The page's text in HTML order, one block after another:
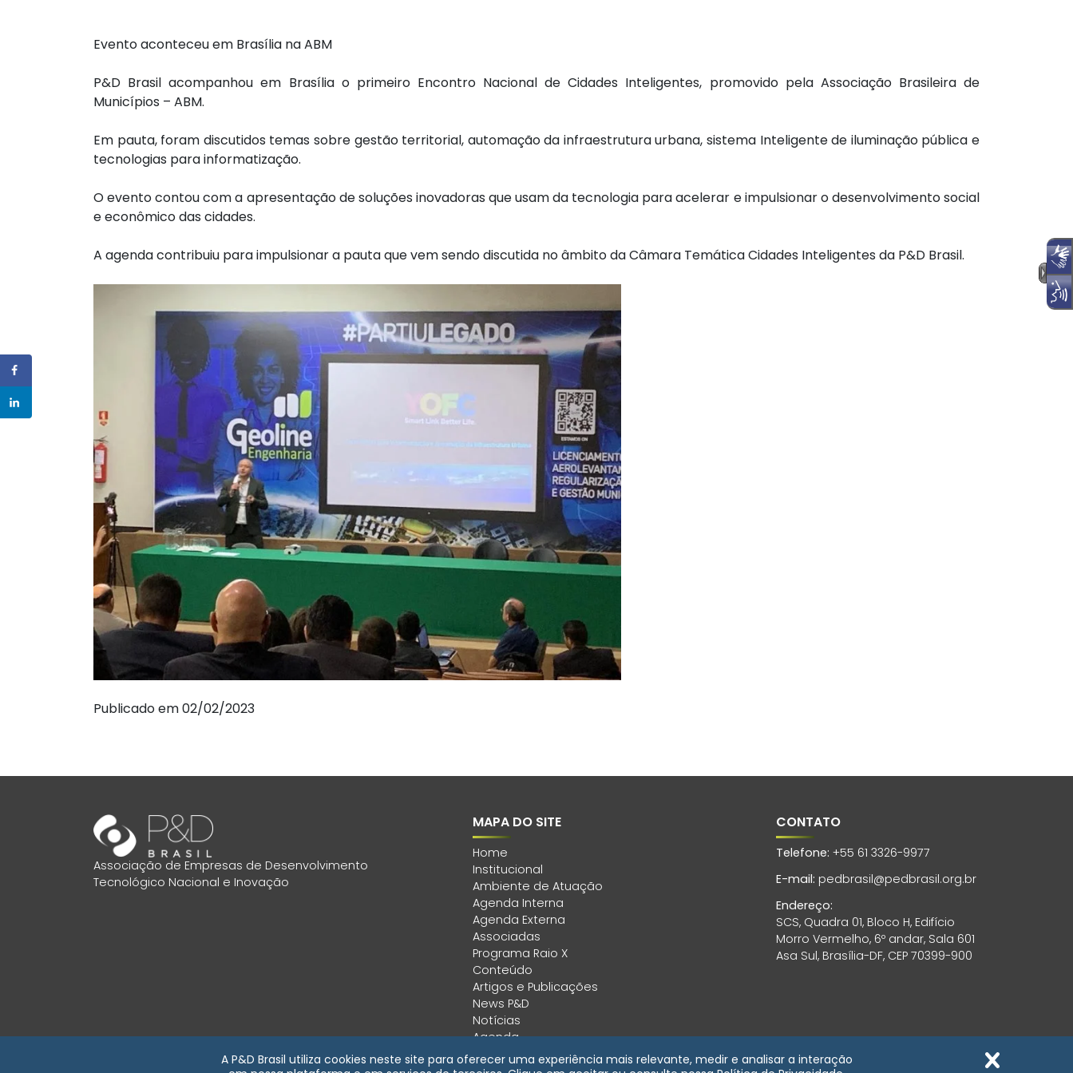
Evento aconteceu em Brasília na ABM
P&D Brasil acompanhou em Brasília o primeiro Encontro Nacional de Cidades Inteligentes, promovido pela Associação Brasileira de
Municípios – ABM.
Em pauta, foram discutidos temas sobre gestão territorial, automação da infraestrutura urbana, sistema Inteligente de iluminação pública e
tecnologias para informatização.
O evento contou com a apresentação de soluções inovadoras que usam da tecnologia para acelerar e impulsionar o desenvolvimento social
e econômico das cidades.
A agenda contribuiu para impulsionar a pauta que vem sendo discutida no âmbito da Câmara Temática Cidades Inteligentes da P&D Brasil.
Publicado em 02/02/2023
Associação de Empresas de Desenvolvimento
Tecnológico Nacional e Inovação
MAPA DO SITE
Home
Institucional
Ambiente de Atuação
Agenda Interna
Agenda Externa
Associadas
Programa Raio X
Conteúdo
Artigos e Publicações
News P&D
Notícias
Agenda
Área Restrita
CONTATO
Telefone: +55 61 3326-9977
E-mail: pedbrasil@pedbrasil.org.br
Endereço:
SCS, Quadra 01, Bloco H, Edifício
Morro Vermelho, 6º andar, Sala 601
Asa Sul, Brasília-DF, CEP 70399-900
A P&D Brasil utiliza cookies neste site para oferecer uma experiência mais relevante, medir e analisar a interação